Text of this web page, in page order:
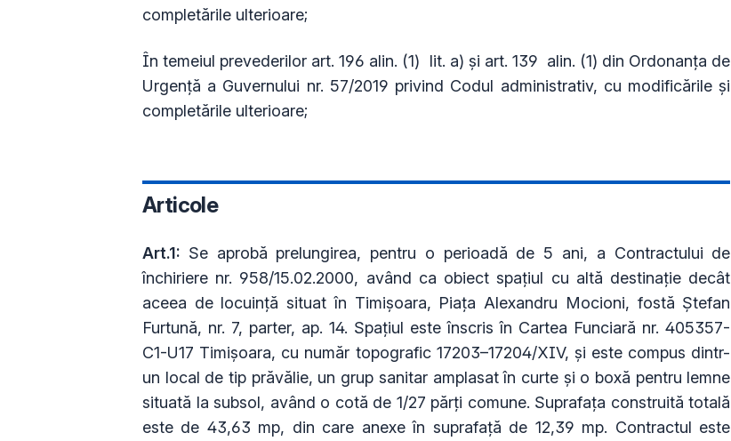
completările ulterioare;
În temeiul prevederilor art. 196 alin. (1) lit. a) și art. 139 alin. (1) din Ordonanța de
Urgență a Guvernului nr. 57/2019 privind Codul administrativ, cu modificările și
completările ulterioare;
Articole
Art.1: Se aprobă prelungirea, pentru o perioadă de 5 ani, a Contractului de
închiriere nr. 958/15.02.2000, având ca obiect spațiul cu altă destinație decât
aceea de locuință situat în Timișoara, Piața Alexandru Mocioni, fostă Ștefan
Furtună, nr. 7, parter, ap. 14. Spațiul este înscris în Cartea Funciară nr. 405357-
C1-U17 Timișoara, cu număr topografic 17203–17204/XIV, și este compus dintr-
un local de tip prăvălie, un grup sanitar amplasat în curte și o boxă pentru lemne
situată la subsol, având o cotă de 1/27 părți comune. Suprafața construită totală
este de 43,63 mp, din care anexe în suprafață de 12,39 mp. Contractul este